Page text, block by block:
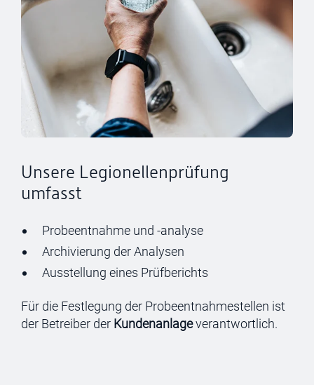
Unsere Legionellenprüfung
umfasst
Probeentnahme und -analyse
Archivierung der Analysen
Ausstellung eines Prüfberichts
Für die Festlegung der Probeentnahmestellen ist
der Betreiber der Kundenanlageverantwortlich.